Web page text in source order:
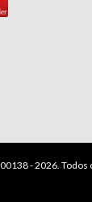
- 2026.